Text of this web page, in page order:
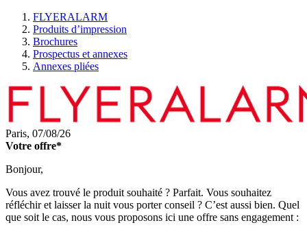
FLYERALARM
Produits d’impression
Brochures
Prospectus et annexes
Annexes pliées
Paris, 07/08/26
Votre offre*
Bonjour,
Vous avez trouvé le produit souhaité ? Parfait. Vous souhaitez
réfléchir et laisser la nuit vous porter conseil ? C’est aussi bien. Quel
que soit le cas, nous vous proposons ici une offre sans engagement :